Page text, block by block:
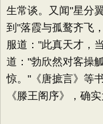
生常谈。又闻"星分
到"落霞与孤鹜齐飞
服道："此真天才，
道："勃欣然对客操
惊。"《唐摭言》等
《滕王阁序》，确